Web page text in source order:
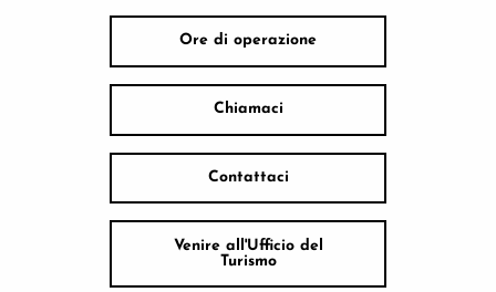
Ore di operazione
Chiamaci
Contattaci
Venire all'Ufficio del
Turismo